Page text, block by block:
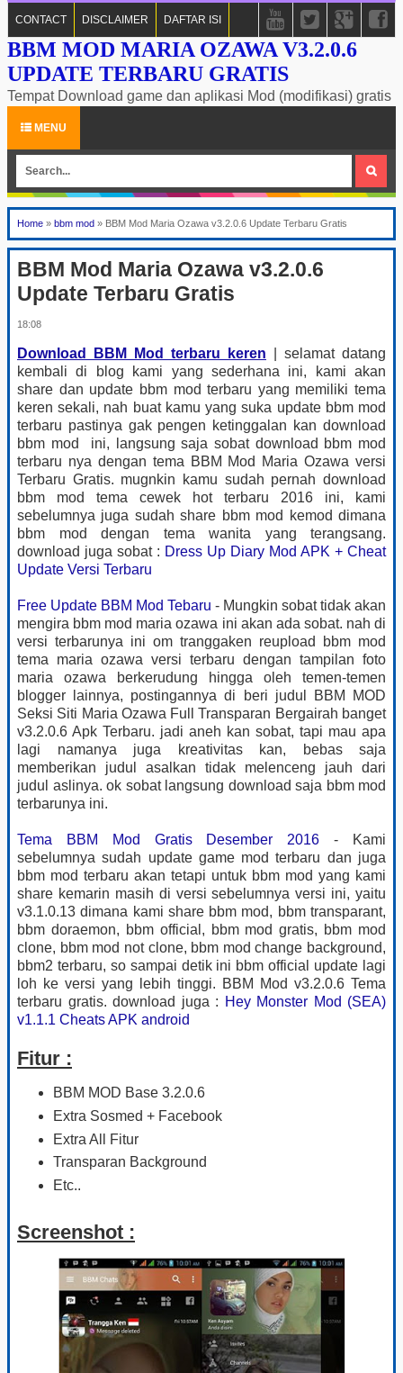
CONTACT DISCLAIMER DAFTAR ISI
BBM MOD MARIA OZAWA V3.2.0.6
UPDATE TERBARU GRATIS
Tempat Download game dan aplikasi Mod (modifikasi) gratis
MENU
Home » bbm mod » BBM Mod Maria Ozawa v3.2.0.6 Update Terbaru Gratis
BBM Mod Maria Ozawa v3.2.0.6
Update Terbaru Gratis
18:08
Download BBM Mod terbaru keren | selamat datang
kembali di blog kami yang sederhana ini, kami akan
share dan update bbm mod terbaru yang memiliki tema
keren sekali, nah buat kamu yang suka update bbm mod
terbaru pastinya gak pengen ketinggalan kan download
bbm mod ini, langsung saja sobat download bbm mod
terbaru nya dengan tema BBM Mod Maria Ozawa versi
Terbaru Gratis. mugnkin kamu sudah pernah download
bbm mod tema cewek hot terbaru 2016 ini, kami
sebelumnya juga sudah share bbm mod kemod dimana
bbm mod dengan tema wanita yang terangsang.
download juga sobat : Dress Up Diary Mod APK + Cheat
Update Versi Terbaru
Free Update BBM Mod Tebaru - Mungkin sobat tidak akan
mengira bbm mod maria ozawa ini akan ada sobat. nah di
versi terbarunya ini om tranggaken reupload bbm mod
tema maria ozawa versi terbaru dengan tampilan foto
maria ozawa berkerudung hingga oleh temen-temen
blogger lainnya, postingannya di beri judul BBM MOD
Seksi Siti Maria Ozawa Full Transparan Bergairah banget
v3.2.0.6 Apk Terbaru. jadi aneh kan sobat, tapi mau apa
lagi namanya juga kreativitas kan, bebas saja
memberikan judul asalkan tidak melenceng jauh dari
judul aslinya. ok sobat langsung download saja bbm mod
terbarunya ini.
Tema BBM Mod Gratis Desember 2016- Kami
sebelumnya sudah update game mod terbaru dan juga
bbm mod terbaru akan tetapi untuk bbm mod yang kami
share kemarin masih di versi sebelumnya versi ini, yaitu
v3.1.0.13 dimana kami share bbm mod, bbm transparant,
bbm doraemon, bbm official, bbm mod gratis, bbm mod
clone, bbm mod not clone, bbm mod change background,
bbm2 terbaru, so sampai detik ini bbm official update lagi
loh ke versi yang lebih tinggi. BBM Mod v3.2.0.6 Tema
terbaru gratis. download juga : Hey Monster Mod (SEA)
v1.1.1 Cheats APK android
Fitur :
BBM MOD Base 3.2.0.6
Extra Sosmed + Facebook
Extra All Fitur
Transparan Background
Etc..
Screenshot :